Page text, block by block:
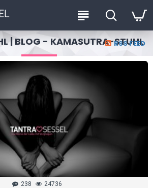
| BLOG - KAMASUTRA-STUHL
RSS FEED
238 24736